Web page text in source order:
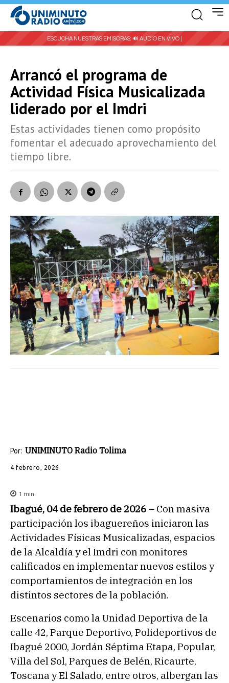
ESCUCHA NUESTRAS EMISORAS: 🔊 AUDIO EN VIVO |
Arrancó el programa de
Actividad Física Musicalizada
liderado por el Imdri
Estas actividades tienen como propósito
fomentar el adecuado aprovechamiento del
tiempo libre.
Por: UNIMINUTO Radio Tolima
4 febrero, 2026
1 min.
Ibagué, 04 de febrero de 2026 – Con masiva
participación los ibaguereños iniciaron las
Actividades Físicas Musicalizadas, espacios
de la Alcaldía y el Imdri con monitores
calificados en implementar nuevos estilos y
comportamientos de integración en los
distintos sectores de la población.
Escenarios como la Unidad Deportiva de la
calle 42, Parque Deportivo, Polideportivos de
Ibagué 2000, Jordán Séptima Etapa, Popular,
Villa del Sol, Parques de Belén, Ricaurte,
Toscana y El Salado, entre otros, albergan las